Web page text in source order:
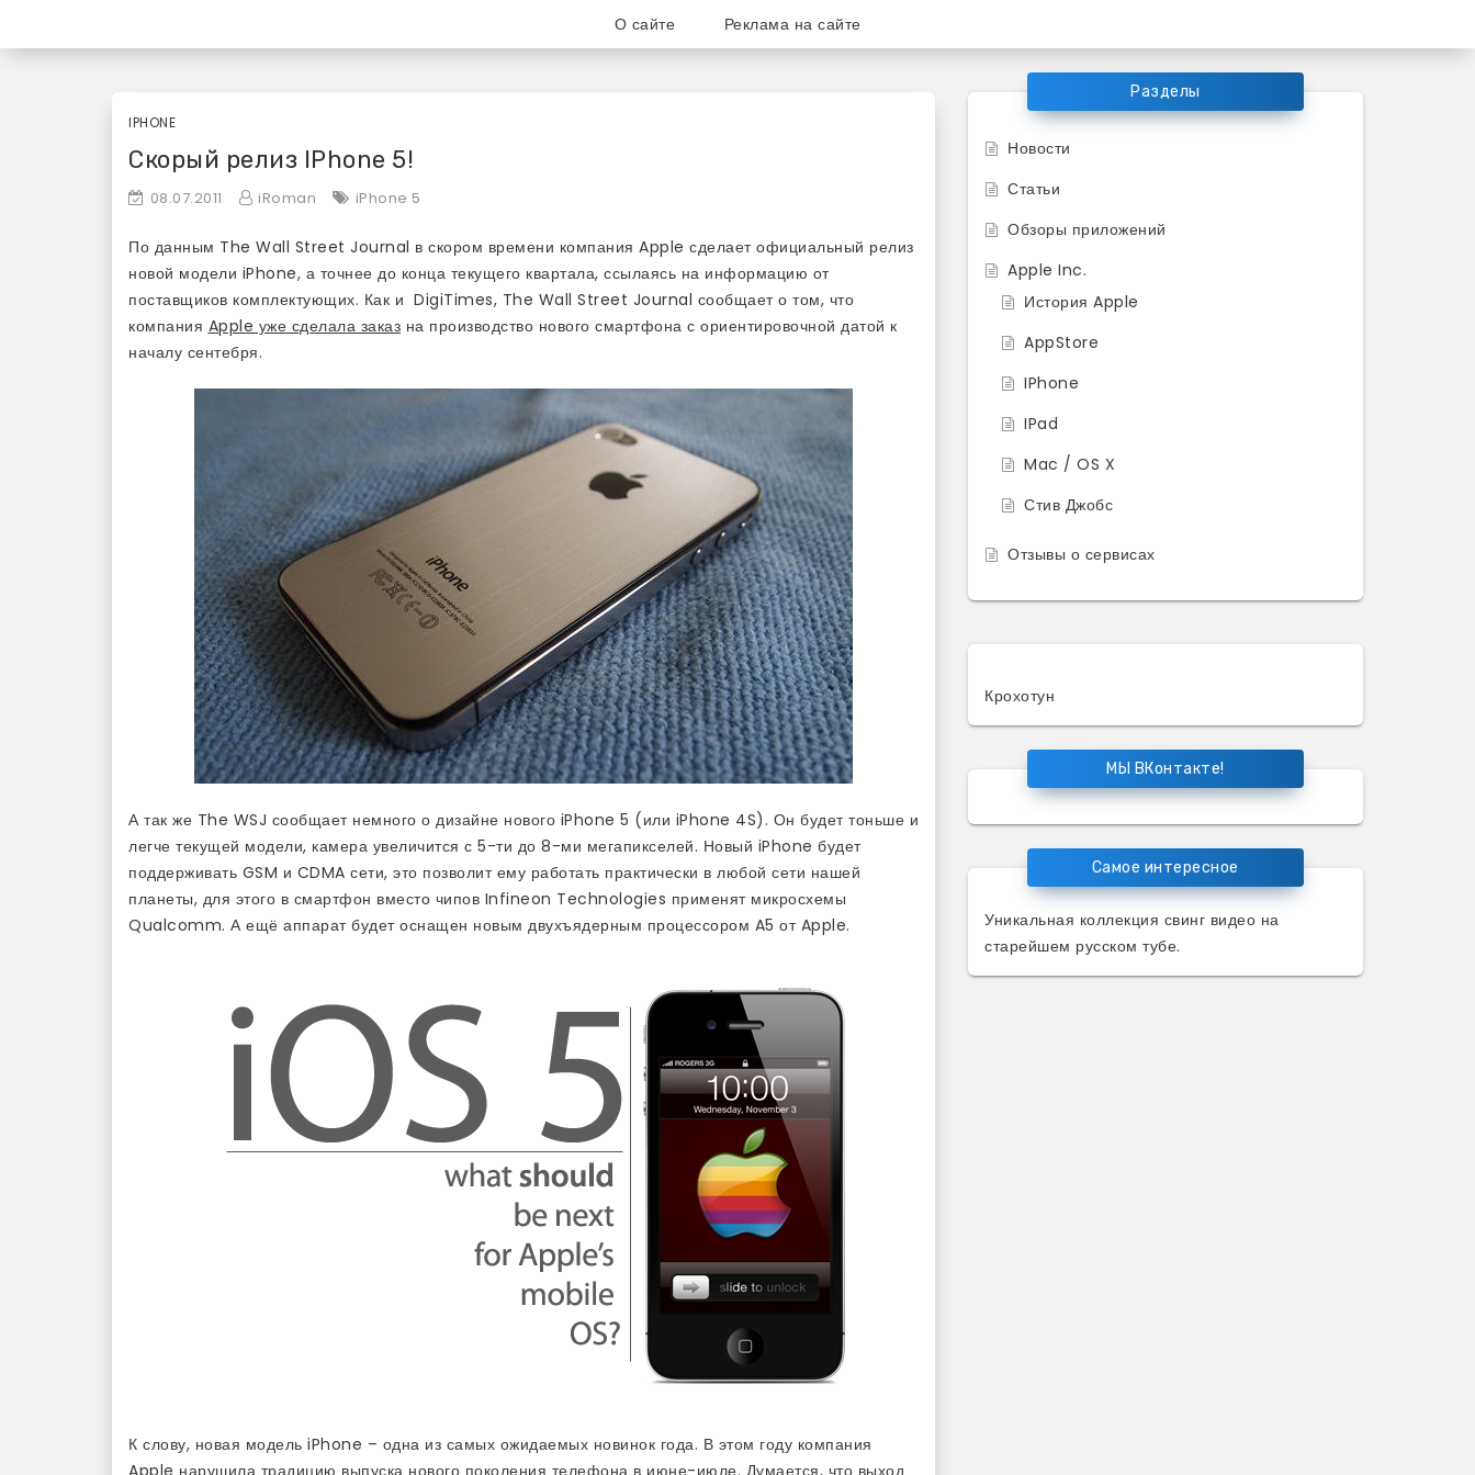
«Используй Mac» — блог для любителей и поклонников продукции Apple
О сайте Реклама на сайте
IPHONE
Скорый релиз IPhone 5!
08.07.2011 iRoman iPhone 5
По данным The Wall Street Journal в скором времени компания Apple сделает официальный релиз
новой модели iPhone, а точнее до конца текущего квартала, ссылаясь на информацию от
поставщиков комплектующих. Как и DigiTimes, The Wall Street Journal сообщает о том, что
компания Apple уже сделала заказ на производство нового смартфона с ориентировочной датой к
началу сентебря.
А так же The WSJ сообщает немного о дизайне нового iPhone 5 (или iPhone 4S). Он будет тоньше и
легче текущей модели, камера увеличится с 5-ти до 8-ми мегапикселей. Новый iPhone будет
поддерживать GSM и CDMA сети, это позволит ему работать практически в любой сети нашей
планеты, для этого в смартфон вместо чипов Infineon Technologies применят микросхемы
Qualcomm. А ещё аппарат будет оснащен новым двухъядерным процессором A5 от Apple.
К слову, новая модель iPhone – одна из самых ожидаемых новинок года. В этом году компания
Apple нарушила традицию выпуска нового поколения телефона в июне-июле. Думается, что выход
Разделы
Новости
Статьи
Обзоры приложений
Apple Inc.
История Apple
AppStore
IPhone
IPad
Mac / OS X
Стив Джобс
Отзывы о сервисах
Крохотун
МЫ ВКонтакте!
Самое интересное
Уникальная коллекция свинг видео на
старейшем русском тубе.